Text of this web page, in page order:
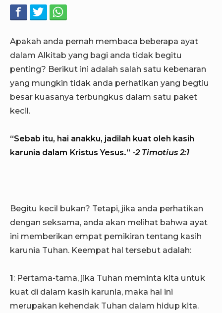
Apakah anda pernah membaca beberapa ayat
dalam Alkitab yang bagi anda tidak begitu
penting? Berikut ini adalah salah satu kebenaran
yang mungkin tidak anda perhatikan yang begtiu
besar kuasanya terbungkus dalam satu paket
kecil.
“Sebab itu, hai anakku, jadilah kuat oleh kasih
karunia dalam Kristus Yesus.” -2 Timotius 2:1
Begitu kecil bukan? Tetapi, jika anda perhatikan
dengan seksama, anda akan melihat bahwa ayat
ini memberikan empat pemikiran tentang kasih
karunia Tuhan. Keempat hal tersebut adalah:
1: Pertama-tama, jika Tuhan meminta kita untuk
kuat di dalam kasih karunia, maka hal ini
merupakan kehendak Tuhan dalam hidup kita.